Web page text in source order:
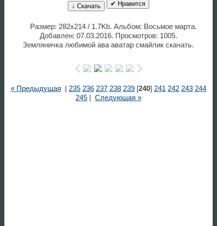
↓ Скачать ✔ Нравится
Размер: 282x214 / 1.7Kb. Альбом: Восьмое марта.
Добавлен: 07.03.2016. Просмотров: 1005.
Земляничка любимой ава аватар смайлик скачать.
« Предыдущая 235 236 237 238 239[240] 241 242 243 244
245| Следующая »